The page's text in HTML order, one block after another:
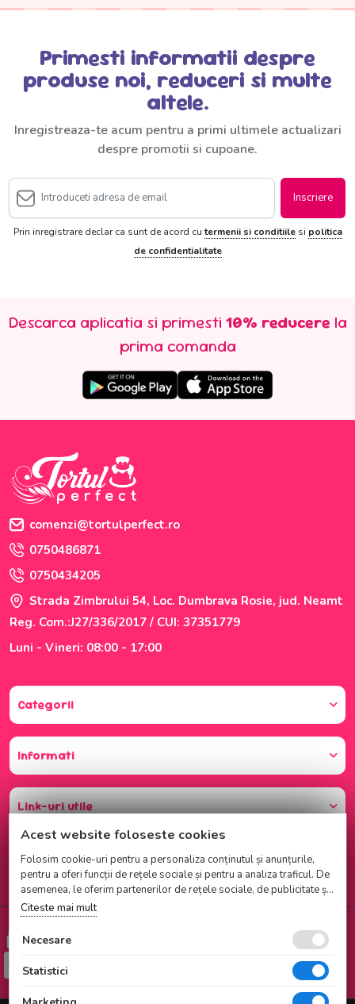
Primesti informatii despre
produse noi, reduceri si multe
altele.
Inregistreaza-te acum pentru a primi ultimele actualizari
despre promotii si cupoane.
Inscriere
Prin inregistrare declar ca sunt de acord cutermenii si conditiilesi politica
de confidentialitate
Descarca aplicatia si primesti 10% reducere la
prima comanda
comenzi@tortulperfect.ro
0750486871
0750434205
Strada Zimbrului 54, Loc. Dumbrava Rosie, jud. Neamt
Reg. Com.:J27/336/2017 / CUI: 37351779
Luni - Vineri: 08:00 - 17:00
Categorii
Informati
Link-uri utile
Checkout securizat de Netopia
Acest website foloseste cookies
Folosim cookie-uri pentru a personaliza conținutul și anunțurile,
pentru a oferi funcții de rețele sociale și pentru a analiza traficul. De
asemenea, le oferim partenerilor de rețele sociale, de publicitate și
de analize informații cu privire la modul în care folosiți site-ul
nostru. Aceștia le pot combina cu alte informații oferite de dvs. sau
culese în urma folosirii serviciilor lor.
Citeste mai mult
Necesare
Statistici